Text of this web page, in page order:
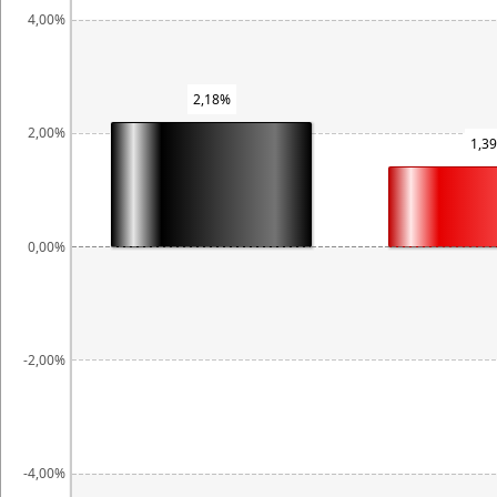
-4,00%
-2,00%
2,00%
4,00%
0,00%
2,18%